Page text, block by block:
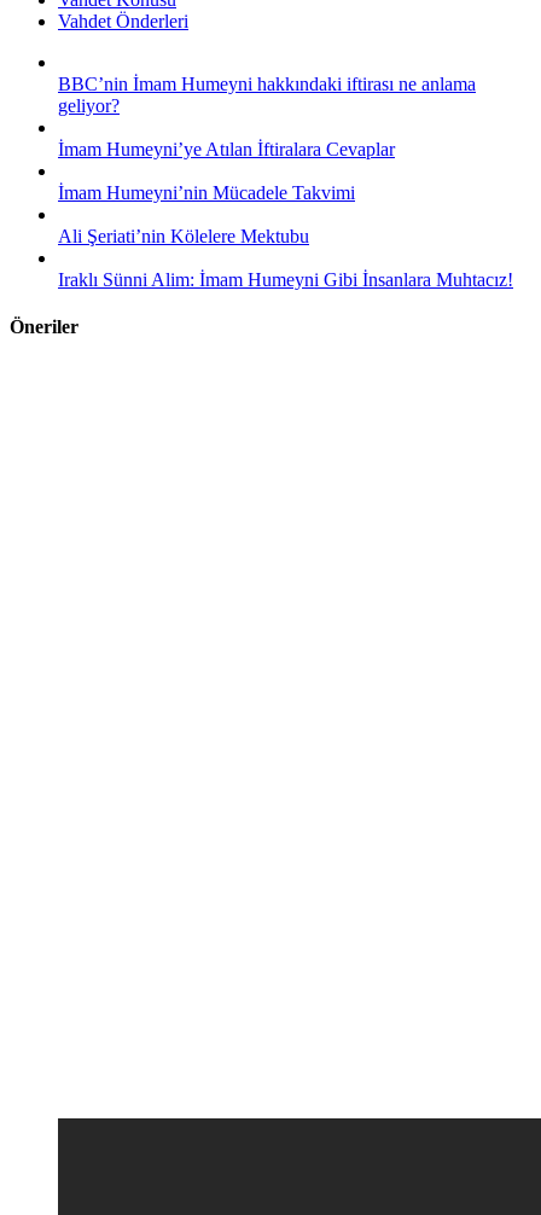
Vahdet Önderleri
BBC’nin İmam Humeyni hakkındaki iftirası ne anlama
geliyor?
İmam Humeyni’ye Atılan İftiralara Cevaplar
İmam Humeyni’nin Mücadele Takvimi
Ali Şeriati’nin Kölelere Mektubu
Iraklı Sünni Alim: İmam Humeyni Gibi İnsanlara Muhtacız!
Öneriler